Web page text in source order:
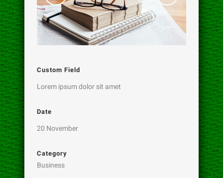
Custom Field
Lorem ipsum dolor sit amet
Date
20 November
Category
Business